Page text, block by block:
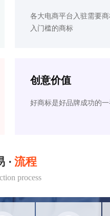
各大电商平台入驻需要
入门槛的商标
创意价值
好商标是好品牌成功的
· 流程
process